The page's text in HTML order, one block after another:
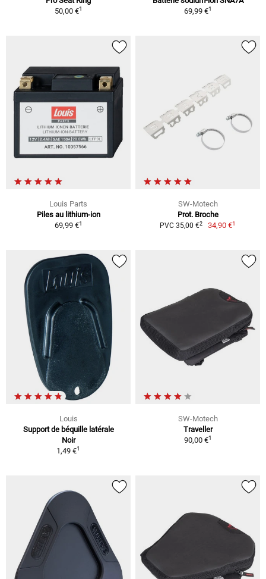
50,00 €1
69,99 €1
Louis Parts
Piles au lithium-ion
69,99 €1
SW-Motech
Prot. Broche
PVC 35,00 €2 34,90 €1
Louis
Support de béquille latérale
Noir
1,49 €1
SW-Motech
Traveller
90,00 €1